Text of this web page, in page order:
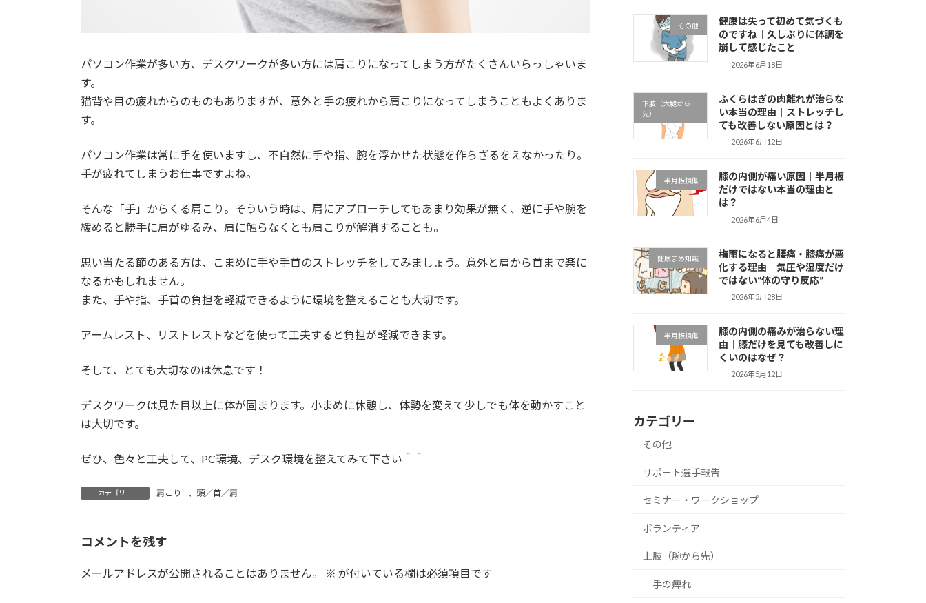
パソコン作業が多い方、デスクワークが多い方には肩こりになってしまう方がたくさんいらっしゃいま
す。
猫背や目の疲れからのものもありますが、意外と手の疲れから肩こりになってしまうこともよくありま
す。
パソコン作業は常に手を使いますし、不自然に手や指、腕を浮かせた状態を作らざるをえなかったり。
手が疲れてしまうお仕事ですよね。
そんな「手」からくる肩こり。そういう時は、肩にアプローチしてもあまり効果が無く、逆に手や腕を
緩めると勝手に肩がゆるみ、肩に触らなくとも肩こりが解消することも。
思い当たる節のある方は、こまめに手や手首のストレッチをしてみましょう。意外と肩から首まで楽に
なるかもしれません。
また、手や指、手首の負担を軽減できるように環境を整えることも大切です。
アームレスト、リストレストなどを使って工夫すると負担が軽減できます。
そして、とても大切なのは休息です！
デスクワークは見た目以上に体が固まります。小まめに休憩し、体勢を変えて少しでも体を動かすこと
は大切です。
ぜひ、色々と工夫して、PC環境、デスク環境を整えてみて下さい＾＾
カテゴリー 肩こり 、 頭／首／肩
コメントを残す
メールアドレスが公開されることはありません。 ※ が付いている欄は必須項目です
その他
健康は失って初めて気づくも
のですね｜久しぶりに体調を
崩して感じたこと
2026年6月18日
下肢（大腿から
先）
ふくらはぎの肉離れが治らな
い本当の理由｜ストレッチし
ても改善しない原因とは？
2026年6月12日
半月板損傷
膝の内側が痛い原因｜半月板
だけではない本当の理由と
は？
2026年6月4日
健康まめ知識
梅雨になると腰痛・膝痛が悪
化する理由｜気圧や湿度だけ
ではない“体の守り反応”
2026年5月28日
半月板損傷
膝の内側の痛みが治らない理
由｜膝だけを見ても改善しに
くいのはなぜ？
2026年5月12日
カテゴリー
その他
サポート選手報告
セミナー・ワークショップ
ボランティア
上肢（腕から先）
手の痺れ